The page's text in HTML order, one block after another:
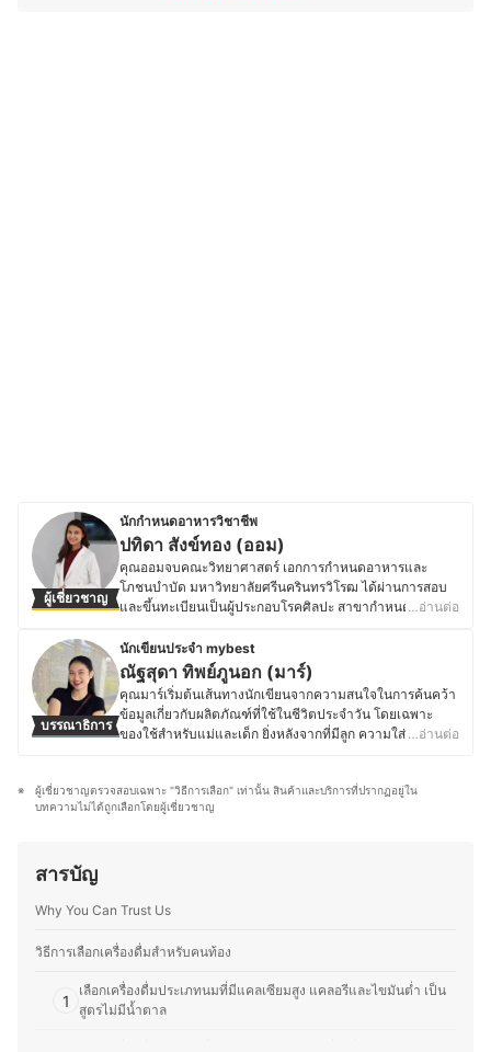
ผู้เชี่ยวชาญ
นักกำหนดอาหารวิชาชีพ
ปทิดา สังข์ทอง (ออม)
คุณออมจบคณะวิทยาศาสตร์ เอกการกำหนดอาหารและ
โภชนบำบัด มหาวิทยาลัยศรีนครินทรวิโรฒ ได้ผ่านการสอบ
และขึ้นทะเบียนเป็นผู้ประกอบโรคศิลปะ สาขากำหนดอาหาร
เฉพาะโรค เช่น โรคไตเสื่อม โรคมะเร็ง โรคเบาหวาน โรคอ้วน
โรคความดันโลหิต ฯลฯ รวมไปถึงให้คำแนะนำผู้ที่สนใจ
อาหารเพื่อสุขภาพด้วย ซึ่งจะเน้นให้คำปรึกษาด้านโภชนาการ
คิดและพัฒนาสูตรอาหาร ปัจจุบันคุณออมทำงานในหน่วยงาน
ภาครัฐ โดยปฏิบัติงานและศึกษาเจาะลึกเกี่ยวกับ "อาหารหรือ
โภชนาการของผู้สูงอายุ" โดยเฉพาะ โดยส่วนตัวแล้วคุณออม
ที่ดีต้องเริ่มต้นจาก "อาหาร" จึงเลือกศึกษาถึงความสำคัญของ
อาหารแต่ละชนิด รวมถึงอาหารที่เหมาะสมและปลอดภัยต่อ
การมีสุขภาพที่ดีและร่างกายที่แข็งแรง
…อ่านต่อ
บรรณาธิการ
นักเขียนประจำ mybest
ณัฐสุดา ทิพย์ภูนอก (มาร์)
คุณมาร์เริ่มต้นเส้นทางนักเขียนจากความสนใจในการค้นคว้า
ข้อมูลเกี่ยวกับผลิตภัณฑ์ที่ใช้ในชีวิตประจำวัน โดยเฉพาะ
ของใช้สำหรับแม่และเด็ก ยิ่งหลังจากที่มีลูก ความใส่ใจในการ
คุณมาร์ศึกษาอย่างละเอียดเกี่ยวกับของใช้เด็ก ตั้งแต่ขวดนม
ผ้าอ้อม อุปกรณ์เสริมต่าง ๆ ไปจนถึงครีมบำรุงผิวสำหรับทารก
ลูกได้อย่างเต็มที่ จึงสนใจเรื่องเครื่องสำอางและสกินแคร์ที่
ผลิตภัณฑ์ที่ปลอดภัย ไม่มีสารอันตราย เพื่อช่วยฟื้นฟูผิวพรรณ
สินค้า แต่ยังสอดแทรกคำแนะนำที่เหมาะกับไลฟ์สไตล์ของ
แต่ละคนด้วย เพื่อช่วยให้คุณแม่ตัดสินใจเลือกสิ่งที่ดีที่สุดให้กับ
…อ่านต่อ
ผู้เชี่ยวชาญตรวจสอบเฉพาะ "วิธีการเลือก" เท่านั้น สินค้าและบริการที่ปรากฏอยู่ใน
บทความไม่ได้ถูกเลือกโดยผู้เชี่ยวชาญ
สารบัญ
Why You Can Trust Us
วิธีการเลือกเครื่องดื่มสำหรับคนท้อง
1
เลือกเครื่องดื่มประเภทนมที่มีแคลเซียมสูง แคลอรีและไขมันต่ำ เป็น
สูตรไม่มีน้ำตาล